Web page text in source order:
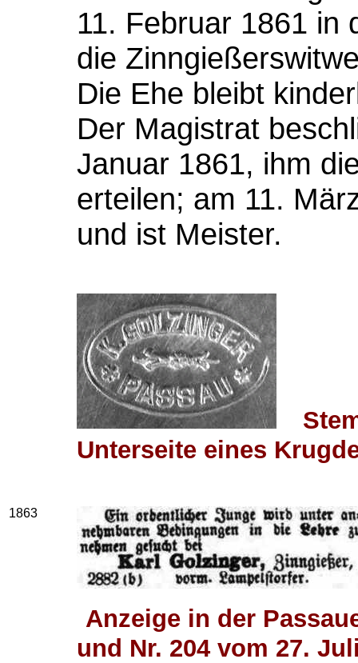
11. Februar 1861 in
die
Die Ehe bleibt
Der Magistrat
Januar 1861, ihm
erteilen; am 11.
und ist Meister.
Unterseite eines
1863
Anzeige in der
und Nr. 204 vom 27.